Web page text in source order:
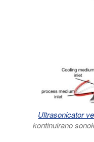
Ultrasonicator
kontinuirano